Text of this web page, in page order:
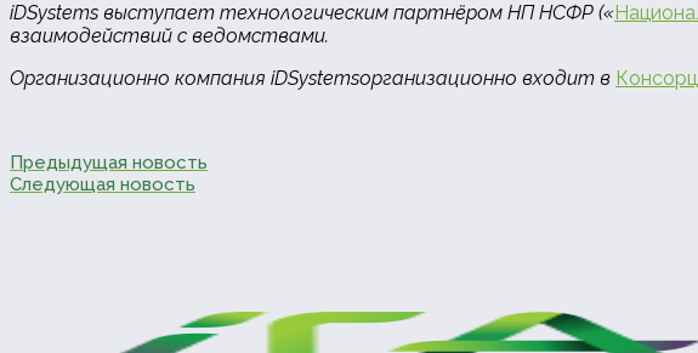
iDSystems выступает технологическим партнёром НП НСФР («
взаимодействий с ведомствами.
Организационно компания iDSystemsорганизационно входит в
Предыдущая новость
Следующая новость